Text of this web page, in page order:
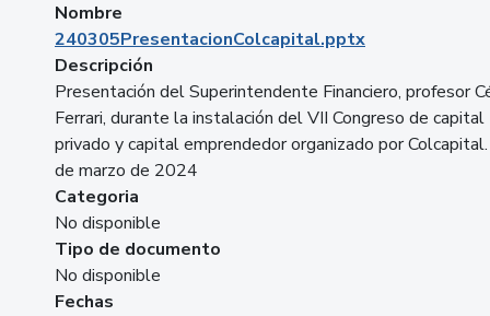
Nombre
240305PresentacionColcapital.pptx
Descripción
Presentación del Superintendente Financiero, profesor
Ferrari, durante la instalación del VII Congreso de capital
privado y capital emprendedor organizado por
de marzo de 2024
Categoria
No disponible
Tipo de documento
No disponible
Fechas